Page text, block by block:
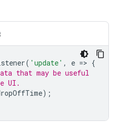
( 'update' , e => {
that may be useful
UI.
);